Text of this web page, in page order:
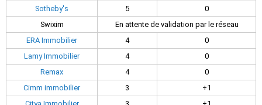
Sotheby's
5
0
Swixim
En attente de validation par le réseau
ERA Immobilier
4
0
Lamy Immobilier
4
0
Remax
4
0
Cimm immobilier
3
+1